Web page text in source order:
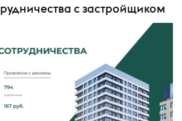
с застройщиком